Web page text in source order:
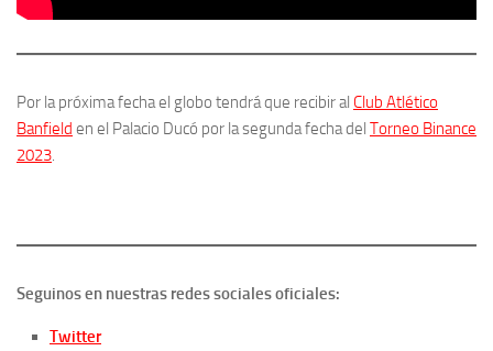
Por la próxima fecha el globo tendrá que recibir al Club Atlético
Banfield en el Palacio Ducó por la segunda fecha del Torneo Binance
2023.
Seguinos en nuestras redes sociales oficiales:
Twitter